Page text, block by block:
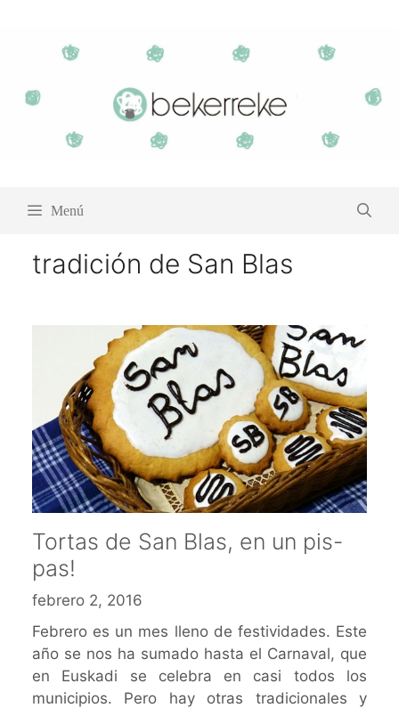
contenido
Menú
tradición de San Blas
Tortas de San Blas, en un pis-
pas!
febrero 2, 2016
Febrero es un mes lleno de festividades. Este
año se nos ha sumado hasta el Carnaval, que
en Euskadi se celebra en casi todos los
municipios. Pero hay otras tradicionales y